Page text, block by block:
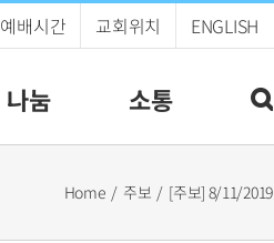
예배시간 교회위치 ENGLISH
나눔 소통
Home 주보 [주보] 8/11/2019